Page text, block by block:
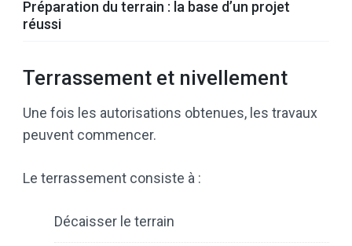
Préparation du terrain : la base d’un projet
réussi
Terrassement et nivellement
Une fois les autorisations obtenues, les travaux
peuvent commencer.
Le terrassement consiste à :
Décaisser le terrain